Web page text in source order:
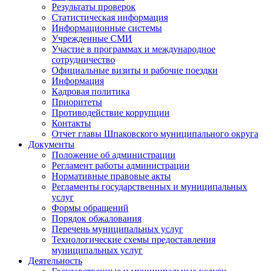
Результаты проверок
Статистическая информация
Информационные системы
Учрежденные СМИ
Участие в программах и международное
сотрудничество
Официальные визиты и рабочие поездки
Информация
Кадровая политика
Приоритеты
Противодействие коррупции
Контакты
Отчет главы Шпаковского муниципального округа
Документы
Положение об администрации
Регламент работы администрации
Нормативные правовые акты
Регламенты государственных и муниципальных
услуг
Формы обращений
Порядок обжалования
Перечень муниципальных услуг
Технологические схемы предоставления
муниципальных услуг
Деятельность